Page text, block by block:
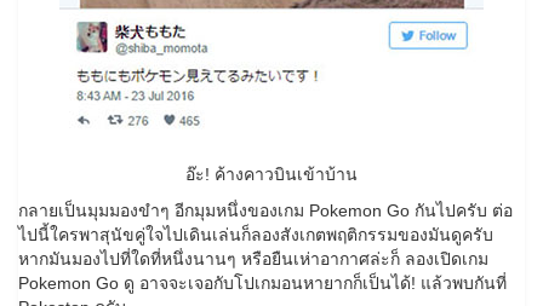
อ๊ะ! ค้างคาวบินเข้าบ้าน
กลายเป็นมุมมองขำๆ อีกมุมหนึ่งของเกม Pokemon Go กันไปครับ ต่อ
ไปนี้ใครพาสุนัขคู่ใจไปเดินเล่นก็ลองสังเกตพฤติกรรมของมันดูครับ
หากมันมองไปที่ใดที่หนึ่งนานๆ หรือยืนเห่าอากาศล่ะก็ ลองเปิดเกม
Pokemon Go ดู อาจจะเจอกับโปเกมอนหายากก็เป็นได้! แล้วพบกันที่